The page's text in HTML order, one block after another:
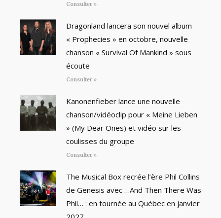
Consulter »
Dragonland lancera son nouvel album
« Prophecies » en octobre, nouvelle
chanson « Survival Of Mankind » sous
écoute
Consulter »
Kanonenfieber lance une nouvelle
chanson/vidéoclip pour « Meine Lieben
» (My Dear Ones) et vidéo sur les
coulisses du groupe
Consulter »
The Musical Box recrée l’ère Phil Collins
de Genesis avec …And Then There Was
Phil… : en tournée au Québec en janvier